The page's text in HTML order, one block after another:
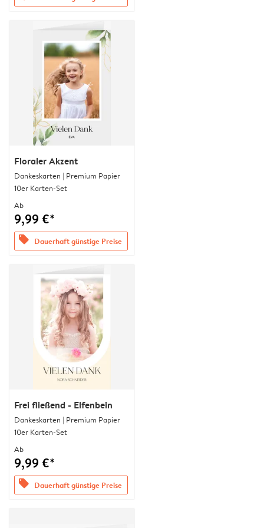
Floraler Akzent
Dankeskarten | Premium Papier
10er Karten-Set
Ab
9,99 €*
offers Dauerhaft günstige Preise
Frei fließend - Elfenbein
Dankeskarten | Premium Papier
10er Karten-Set
Ab
9,99 €*
offers Dauerhaft günstige Preise